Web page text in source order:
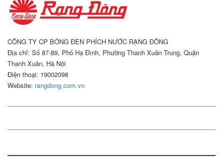
CÔNG TY CP BÓNG ĐÈN PHÍCH NƯỚC RẠNG ĐÔNG
Địa chỉ: Số 87-89, Phố Hạ Đình, Phường Thanh Xuân Trung, Quận
Thanh Xuân, Hà Nội
Điện thoại: 19002098
Website: rangdong.com.vn